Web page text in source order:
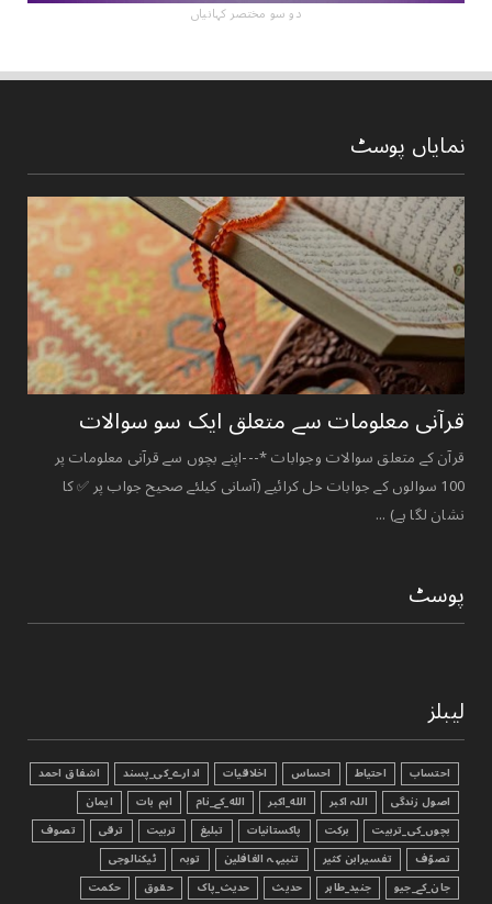
دو سو مختصر کہانیاں
نمایاں پوسٹ
قرآنی ‏معلومات ‏سے ‏متعلق ‏ایک ‏سو ‏سوالات ‏
قرآن کے متعلق سوالات وجوابات *---اپنے بچوں سے قرآنی معلومات پر
100 سوالوں کے جوابات حل کرائیے (آسانی کیلئے صحیح جواب پر ✅ کا
نشان لگا ہے) ...
پوسٹ
لیبلز
احتساب احتیاط احساس اخلاقیات ادارے_کی_پسند
اشفاق احمد
اصول زندگی
اللہ اکبر الله_اکبر الله_کے_نام اہم بات
ایمان
بچوں_کی_تربیت
برکت پاکستانیات تبليغ تربیت ترقی
تصوف
تصوّف
تفسیرابن کثیر تنبیہہ الغافلین توبہ
ٹیکنالوجی
جان_کے_جیو
جنید_طاہر حدیث حدیث_پاک حقوق حکمت